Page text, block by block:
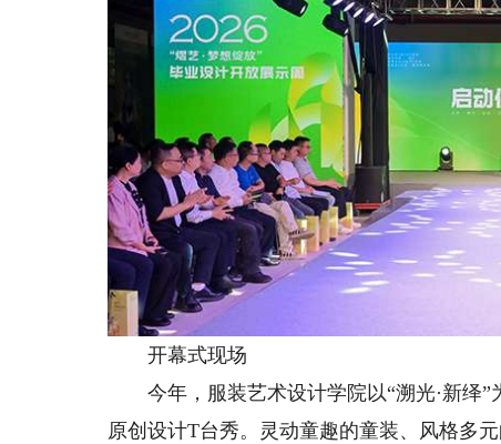
开幕式现场
今年，服装艺术设计学院以“溯光·新绎”
原创设计T台秀。灵动童趣的童装、风格多